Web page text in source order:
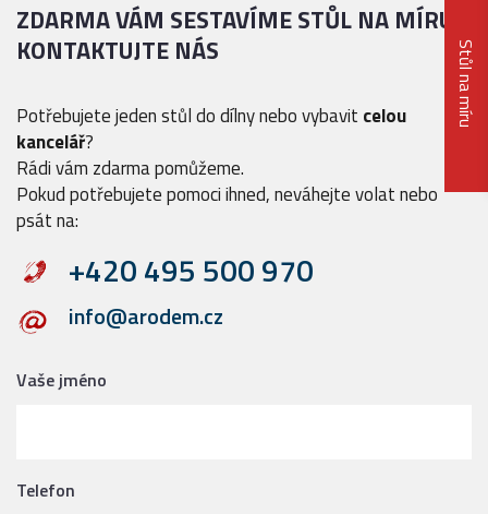
Stůl na míru
ZDARMA VÁM SESTAVÍME STŮL NA MÍRU
KONTAKTUJTE NÁS
Potřebujete jeden stůl do dílny nebo vybavit celou
kancelář?
Rádi vám zdarma pomůžeme.
Pokud potřebujete pomoci ihned, neváhejte volat nebo
psát na:
+420 495 500 970
info@arodem.cz
Vaše jméno
Telefon